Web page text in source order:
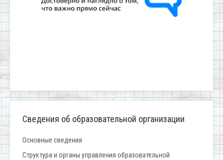
Сведения об образовательной организации
Основные сведения
Структура и органы управления образовательной